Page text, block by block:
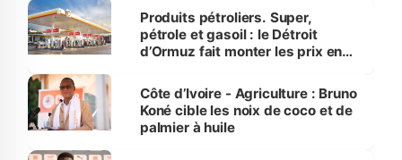
menacées
Produits pétroliers. Super,
pétrole et gasoil : le Détroit
d’Ormuz fait monter les prix en
Côte d’Ivoire - Agriculture : Bruno
Koné cible les noix de coco et de
palmier à huile